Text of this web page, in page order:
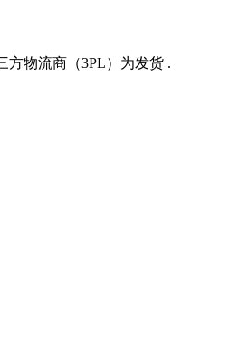
方物流商（3PL）为发货 .